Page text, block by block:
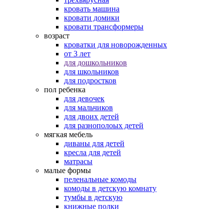
кровать машина
кровати домики
кровати трансформеры
возраст
кроватки для новорожденных
от 3 лет
для дошкольников
для школьников
для подростков
пол ребенка
для девочек
для мальчиков
для двоих детей
для разнополоых детей
мягкая мебель
диваны для детей
кресла для детей
матрасы
малые формы
пеленальные комоды
комоды в детскую комнату
тумбы в детскую
книжные полки